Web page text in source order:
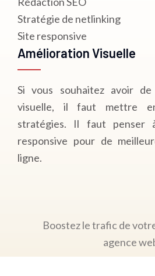
Stratégie de netlinking
Site responsive
Amélioration Visuelle
Si vous souhaitez avoir
visuelle, il faut mettre
stratégies. Il faut penser
responsive pour de
ligne.
Boostez le trafic de
agence